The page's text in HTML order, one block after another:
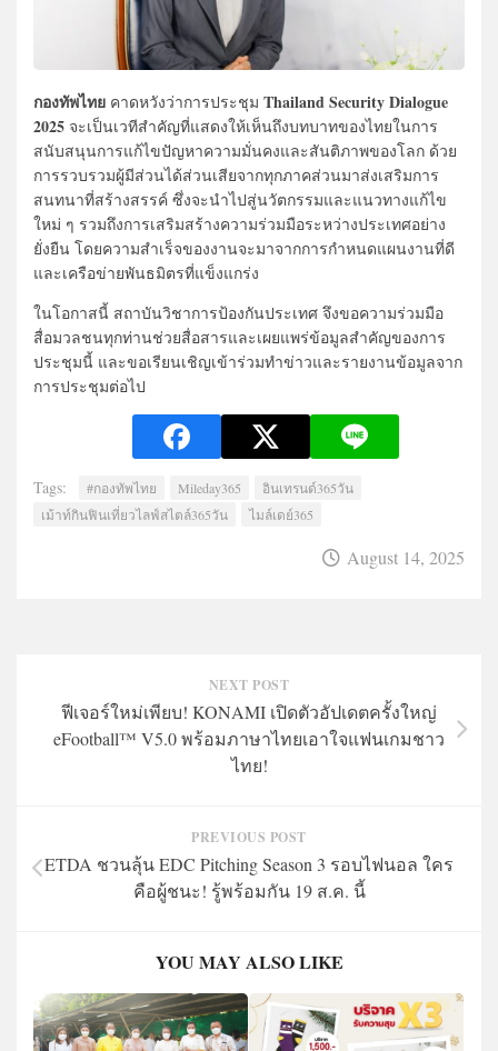
กองทัพไทย คาดหวังว่าการประชุม Thailand Security Dialogue
2025 จะเป็นเวทีสำคัญที่แสดงให้เห็นถึงบทบาทของไทยในการ
สนับสนุนการแก้ไขปัญหาความมั่นคงและสันติภาพของโลก ด้วย
การรวบรวมผู้มีส่วนได้ส่วนเสียจากทุกภาคส่วนมาส่งเสริมการ
สนทนาที่สร้างสรรค์ ซึ่งจะนำไปสู่นวัตกรรมและแนวทางแก้ไข
ใหม่ ๆ รวมถึงการเสริมสร้างความร่วมมือระหว่างประเทศอย่าง
ยั่งยืน โดยความสำเร็จของงานจะมาจากการกำหนดแผนงานที่ดี
และเครือข่ายพันธมิตรที่แข็งแกร่ง
ในโอกาสนี้ สถาบันวิชาการป้องกันประเทศ จึงขอความร่วมมือ
สื่อมวลชนทุกท่านช่วยสื่อสารและเผยแพร่ข้อมูลสำคัญของการ
ประชุมนี้ และขอเรียนเชิญเข้าร่วมทำข่าวและรายงานข้อมูลจาก
การประชุมต่อไป
Tags: #กองทัพไทย Mileday365
อินเทรนด์365วัน
เม้าท์กินฟินเที่ยวไลฟ์สไตล์365วัน
ไมล์เดย์365
August 14, 2025
NEXT POST
ฟีเจอร์ใหม่เพียบ! KONAMI เปิดตัวอัปเดตครั้งใหญ่
eFootball™︎ V5.0 พร้อมภาษาไทยเอาใจแฟนเกมชาว
ไทย!
PREVIOUS POST
ETDA ชวนลุ้น EDC Pitching Season 3 รอบไฟนอล ใคร
คือผู้ชนะ! รู้พร้อมกัน 19 ส.ค. นี้
YOU MAY ALSO LIKE